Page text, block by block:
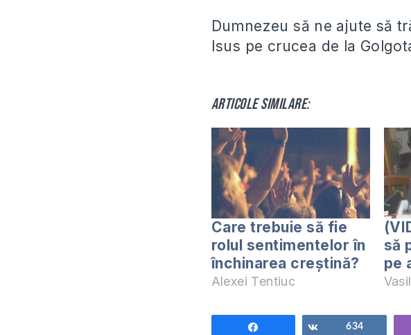
Dumnezeu să ne ajute să
Isus pe crucea de la
Articole similare:
Care trebuie să fie
rolul sentimentelor în
închinarea creștină?
Alexei Tentiuc
să
pe
Share634